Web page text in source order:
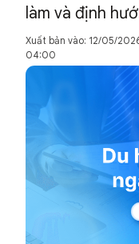
làm và định
Xuất bản vào: 12/05/
04:00